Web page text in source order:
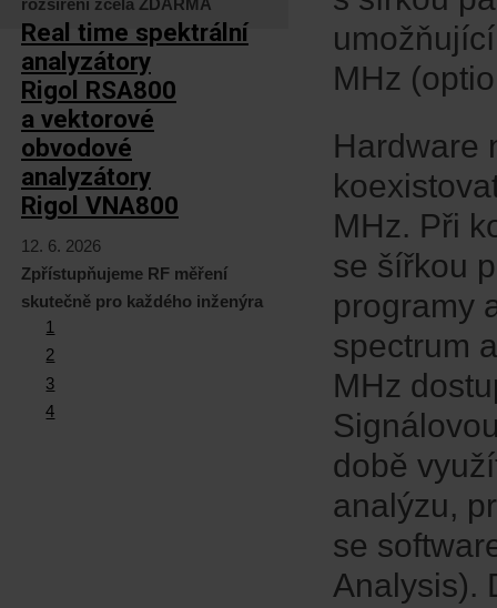
MHz
Hardware
MHz. Při
se šířkou
programy
spectrum
MHz
době
analýzu,
se
Analysis).
Real time spektrální
analyzátory
Rigol RSA800
a vektorové
obvodové
analyzátory
Rigol VNA800
12. 6. 2026
Zpřístupňujeme RF měření
skutečně pro každého inženýra
1
2
3
4